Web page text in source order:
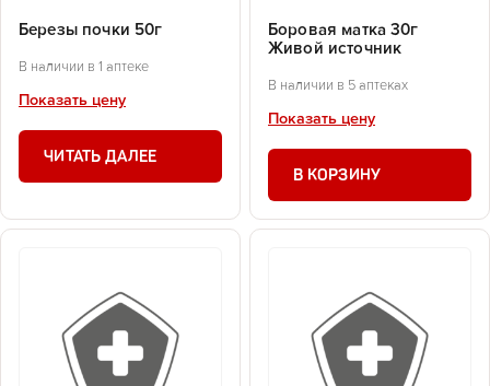
Березы почки 50г
В наличии в 1 аптеке
Показать цену
ЧИТАТЬ ДАЛЕЕ
Боровая матка 30г
Живой источник
В наличии в 5 аптеках
Показать цену
В КОРЗИНУ